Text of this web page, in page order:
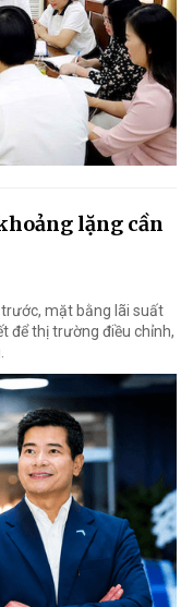
lặng cần
mặt bằng lãi suất
để thị trường điều chỉnh,